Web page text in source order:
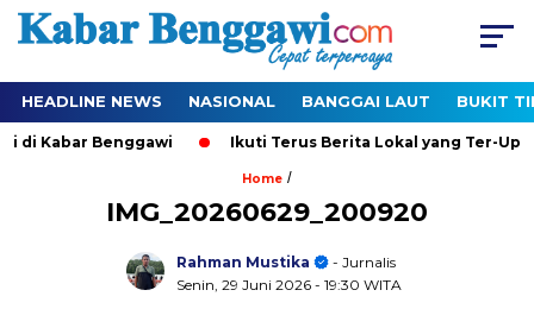
HEADLINE NEWS NASIONAL BANGGAI LAUT BUKIT
Kabar Benggawi Ikuti Terus Berita Lokal yang Ter-
Home /
IMG_20260629_200920
Rahman Mustika
- Jurnalis
Senin, 29 Juni 2026 - 19:30 WITA